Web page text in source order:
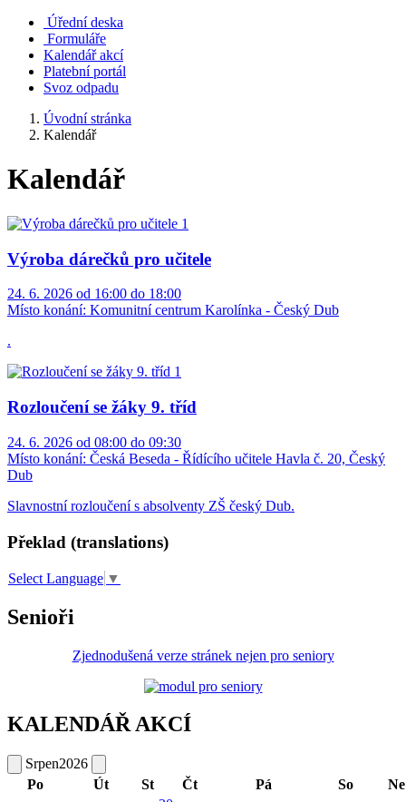
Úřední deska
Formuláře
Kalendář akcí
Platební portál
Svoz odpadu
Úvodní stránka
Kalendář
Kalendář
Výroba dárečků pro učitele
24. 6. 2026 od 16:00 do 18:00
Místo konání: Komunitní centrum Karolínka - Český Dub
.
Rozloučení se žáky 9. tříd
24. 6. 2026 od 08:00 do 09:30
Místo konání: Česká Beseda - Řídícího učitele Havla č. 20, Český
Dub
Slavnostní rozloučení s absolventy ZŠ český Dub.
Překlad (translations)
Select Language ▼
Senioři
Zjednodušená verze stránek nejen pro seniory
KALENDÁŘ AKCÍ
Srpen2026
Po
Út St Čt Pá So
Ne